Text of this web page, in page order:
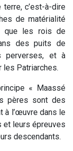
c’est-à-dire
de matérialité
que les rois de
des puits de
perverses, et à
les Patriarches.
« Maassé
pères sont des
à l’œuvre dans le
et leurs épreuves
descendants.